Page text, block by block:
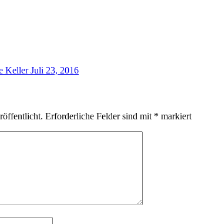
KellerJuli 23, 2016
Erforderliche Felder sind mit * markiert